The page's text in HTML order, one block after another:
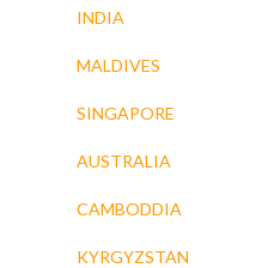
INDIA
MALDIVES
SINGAPORE
AUSTRALIA
CAMBODDIA
KYRGYZSTAN